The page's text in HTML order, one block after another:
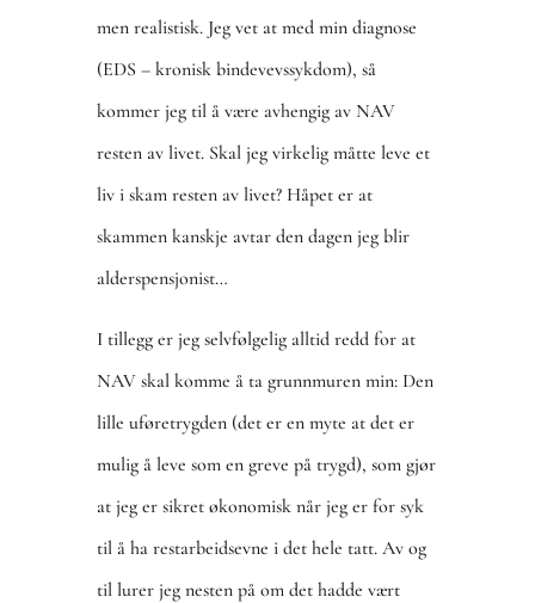
men realistisk. Jeg vet at med min diagnose
(EDS – kronisk bindevevssykdom), så
kommer jeg til å være avhengig av NAV
resten av livet. Skal jeg virkelig måtte leve et
liv i skam resten av livet? Håpet er at
skammen kanskje avtar den dagen jeg blir
alderspensjonist…
I tillegg er jeg selvfølgelig alltid redd for at
NAV skal komme å ta grunnmuren min: Den
lille uføretrygden (det er en myte at det er
mulig å leve som en greve på trygd), som gjør
at jeg er sikret økonomisk når jeg er for syk
til å ha restarbeidsevne i det hele tatt. Av og
til lurer jeg nesten på om det hadde vært